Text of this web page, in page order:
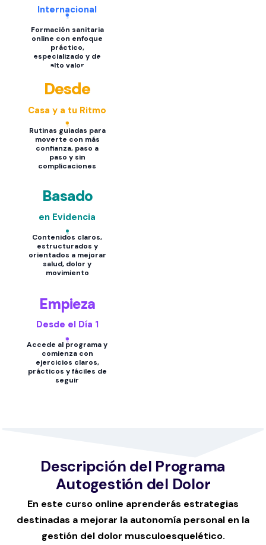
Internacional
Formación sanitaria
online con enfoque
práctico,
especializado y de
alto valor
Desde
Casa y a tu Ritmo
Rutinas guiadas para
moverte con más
confianza, paso a
paso y sin
complicaciones
Basado
en Evidencia
Contenidos claros,
estructurados y
orientados a mejorar
salud, dolor y
movimiento
Empieza
Desde el Día 1
Accede al programa y
comienza con
ejercicios claros,
prácticos y fáciles de
seguir
Descripción del Programa
Autogestión del Dolor
En este curso online aprenderás estrategias
destinadas a mejorar la autonomía personal en la
gestión del dolor musculoesquelético.